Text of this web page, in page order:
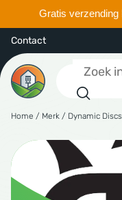
Gratis verzending
Contact
drivers
drivers
Discs
Kwik Stik
Zoeken
Home / Merk / Dynamic Discs
FILTEREN
Speed
Glide